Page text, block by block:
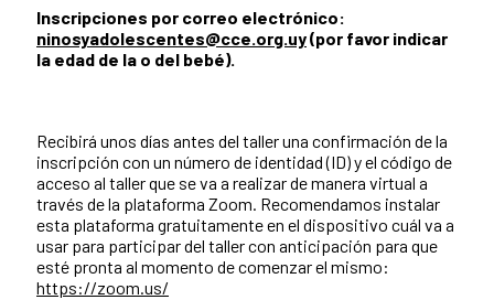
Inscripciones por correo electrónico:
ninosyadolescentes@cce.org.uy(por favor indicar
la edad de la o del bebé).
Recibirá unos días antes del taller una confirmación de la
inscripción con un número de identidad (ID) y el código de
acceso al taller que se va a realizar de manera virtual a
través de la plataforma Zoom. Recomendamos instalar
esta plataforma gratuitamente en el dispositivo cuál va a
usar para participar del taller con anticipación para que
esté pronta al momento de comenzar el mismo:
https://zoom.us/